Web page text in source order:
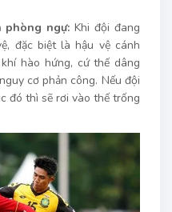
phòng ngự: Khi đội đang
đặc biệt là hậu vệ cánh
hào hứng, cứ thế dâng
cơ phản công. Nếu đội
đó thì sẽ rơi vào thế trống